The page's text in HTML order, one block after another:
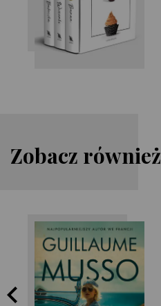
Zobacz również
Guillaume Musso